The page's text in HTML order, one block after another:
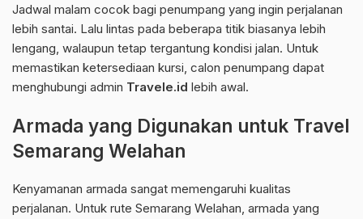
Jadwal malam cocok bagi penumpang yang ingin perjalanan
lebih santai. Lalu lintas pada beberapa titik biasanya lebih
lengang, walaupun tetap tergantung kondisi jalan. Untuk
memastikan ketersediaan kursi, calon penumpang dapat
menghubungi admin Travele.id lebih awal.
Armada yang Digunakan untuk Travel
Semarang Welahan
Kenyamanan armada sangat memengaruhi kualitas
perjalanan. Untuk rute Semarang Welahan, armada yang